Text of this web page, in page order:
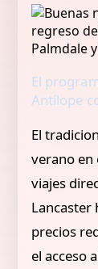
El
Antílope
El
verano en
viajes
Lancaster
precios
el acceso